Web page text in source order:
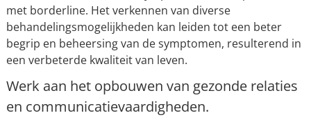
met borderline. Het verkennen van diverse
behandelingsmogelijkheden kan leiden tot een beter
begrip en beheersing van de symptomen, resulterend in
een verbeterde kwaliteit van leven.
Werk aan het opbouwen van gezonde relaties
en communicatievaardigheden.